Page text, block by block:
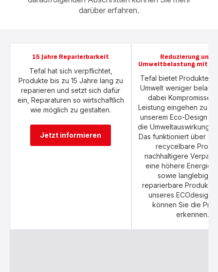
darüber erfahren.
15 Jahre Reparierbarkeit
Tefal hat sich verpflichtet,
Produkte bis zu 15 Jahre lang zu
reparieren und setzt sich dafür
ein, Reparaturen so wirtschaftlich
wie möglich zu gestalten.
Jetzt informieren
Reduzierung
Umweltbelastung mit
Tefal bietet Produkte
Umwelt weniger
dabei Kompromisse
Leistung eingehen zu
unserem Eco-Design
die Umweltauswirkung
Das funktioniert über
recycelbare
nachhaltigere
eine höhere
sowie langlebige
reparierbare Produkte.
unseres ECOdesign-
können Sie die
erkennen.